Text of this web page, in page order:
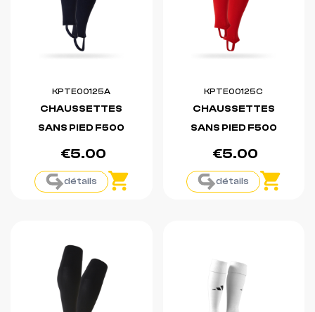
KPTE00125A
CHAUSSETTES
SANS PIED F500
€5.00
détails
KPTE00125C
CHAUSSETTES
SANS PIED F500
€5.00
détails